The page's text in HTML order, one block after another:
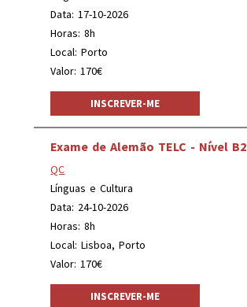
Data: 17-10-2026
Horas: 8h
Local: Porto
Valor: 170€
INSCREVER-ME
Exame de Alemão TELC - Nível B2
QC
Línguas e Cultura
Data: 24-10-2026
Horas: 8h
Local: Lisboa, Porto
Valor: 170€
INSCREVER-ME